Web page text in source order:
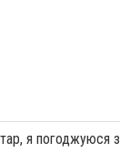
я погоджуюся з